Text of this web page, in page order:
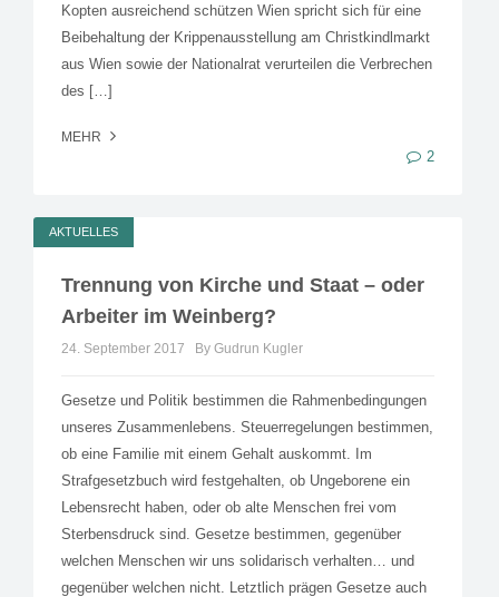
Kopten ausreichend schützen Wien spricht sich für eine
Beibehaltung der Krippenausstellung am Christkindlmarkt
aus Wien sowie der Nationalrat verurteilen die Verbrechen
des […]
MEHR
2
AKTUELLES
Trennung von Kirche und Staat – oder
Arbeiter im Weinberg?
24. September 2017 By Gudrun Kugler
Gesetze und Politik bestimmen die Rahmenbedingungen
unseres Zusammenlebens. Steuerregelungen bestimmen,
ob eine Familie mit einem Gehalt auskommt. Im
Strafgesetzbuch wird festgehalten, ob Ungeborene ein
Lebensrecht haben, oder ob alte Menschen frei vom
Sterbensdruck sind. Gesetze bestimmen, gegenüber
welchen Menschen wir uns solidarisch verhalten… und
gegenüber welchen nicht. Letztlich prägen Gesetze auch